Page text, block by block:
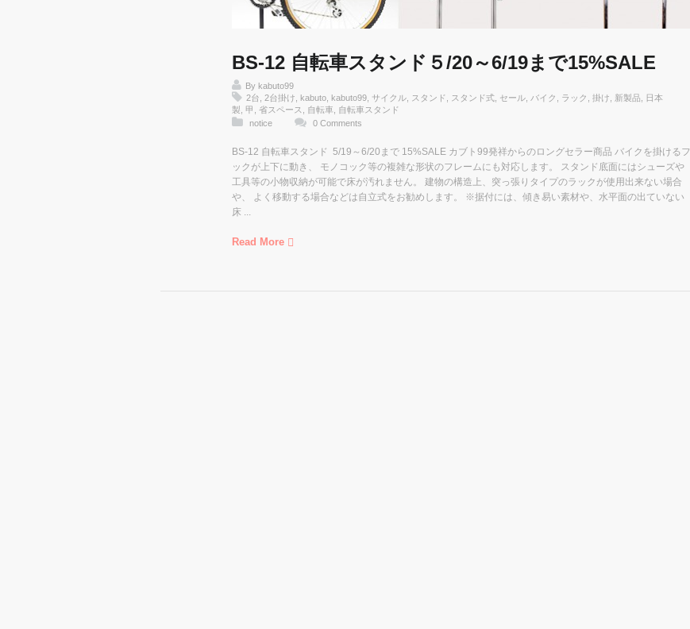
BS-12 自転車スタンド５/20～6/19まで15%SALE
By kabuto99
2台
2台掛け kabuto kabuto99 サイクル スタンド スタンド式 セール バイク ラック 掛け 新製品
日本
製 甲 省スペース 自転車
自転車スタンド
notice
0 Comments
BS-12 自転車スタンド 5/19～6/20まで 15%SALE カブト99発祥からのロングセラー商品 バイクを掛けるフ
ックが上下に動き、 モノコック等の複雑な形状のフレームにも対応します。 スタンド底面にはシューズや
工具等の小物収納が可能で床が汚れません。 建物の構造上、突っ張りタイプのラックが使用出来ない場合
や、 よく移動する場合などは自立式をお勧めします。 ※据付には、傾き易い素材や、水平面の出ていない
床 ...
Read More